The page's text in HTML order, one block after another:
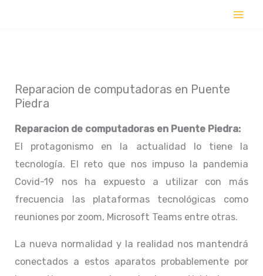
Reparacion de computadoras en Puente
Piedra
Reparacion de computadoras en Puente Piedra:
El protagonismo en la actualidad lo tiene la
tecnología. El reto que nos impuso la pandemia
Covid-19 nos ha expuesto a utilizar con más
frecuencia las plataformas tecnológicas como
reuniones por zoom, Microsoft Teams entre otras.
La nueva normalidad y la realidad nos mantendrá
conectados a estos aparatos probablemente por